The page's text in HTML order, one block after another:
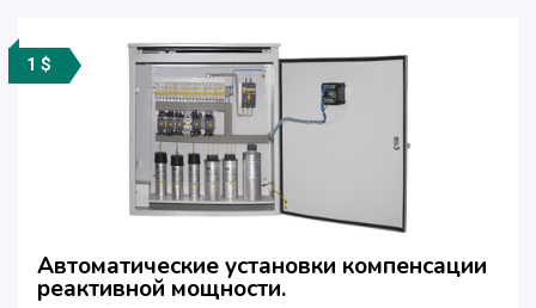
1 $
Автоматические установки компенсации
реактивной мощности.